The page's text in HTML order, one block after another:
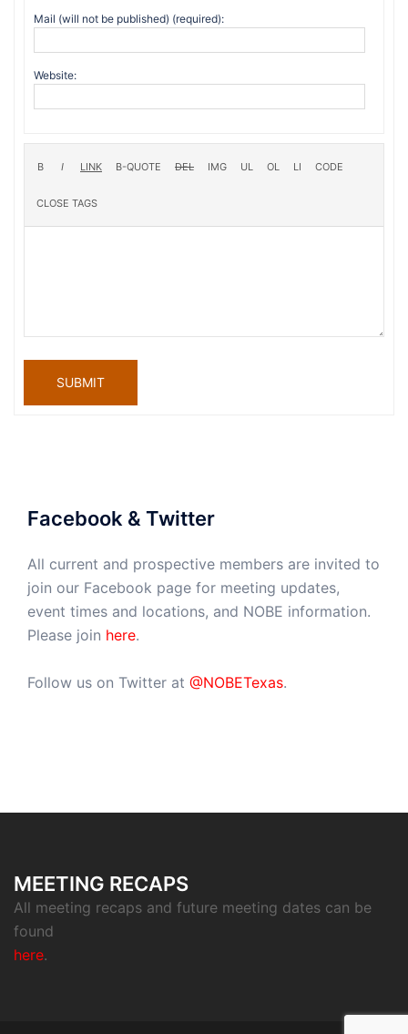
Mail (will not be published) (required):
Website:
SUBMIT
Facebook & Twitter
All current and prospective members are invited to
join our Facebook page for meeting updates,
event times and locations, and NOBE information.
Please join here.
Follow us on Twitter at @NOBETexas.
MEETING RECAPS
All meeting recaps and future meeting dates can be
found
here.